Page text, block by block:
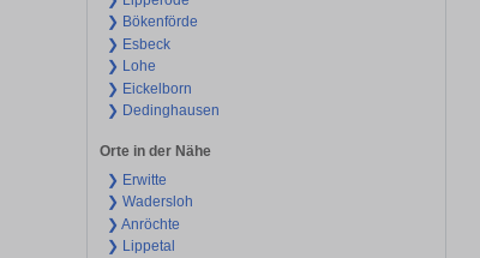
❯ Bökenförde
❯ Esbeck
❯ Lohe
❯ Eickelborn
❯ Dedinghausen
Orte in der Nähe
❯ Erwitte
❯ Wadersloh
❯ Anröchte
❯ Lippetal